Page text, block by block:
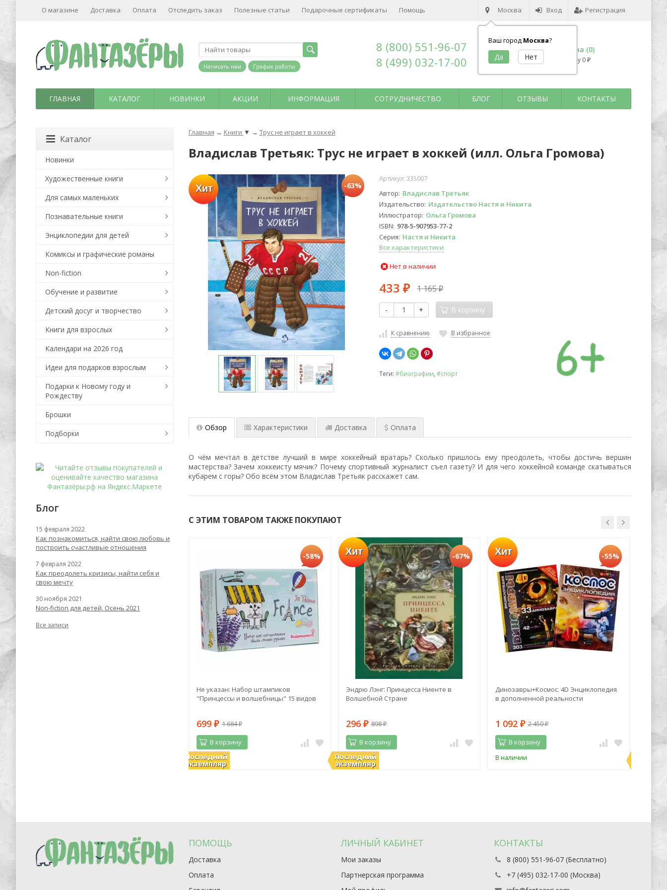
Москва
Ваш город Москва?
Вход Регистрация
О магазине Доставка Оплата Отследить заказ Полезные статьи Подарочные сертификаты Помощь
Написать нам График работы
8 (800) 551-96-07
8 (499) 032-17-00
Корзина (0)
на сумму 0 ₽
ГЛАВНАЯ КАТАЛОГ НОВИНКИ АКЦИИ ИНФОРМАЦИЯ СОТРУДНИЧЕСТВО БЛОГ ОТЗЫВЫ КОНТАКТЫ
Главная → Книги ▼ → Трус не играет в хоккей
Владислав Третьяк: Трус не играет в хоккей (илл. Ольга Громова)
Хит -63%
Артикул: 335007
Автор Владислав Третьяк
Издательство Издательство Настя и Никита
Иллюстратор Ольга Громова
ISBN 978-5-907953-77-2
Серия Настя и Никита
Все характеристики
Нет в наличии
433 ₽ 1 165₽
- + В корзину
К сравнению В избранное
Теги: #биографии #спорт
Обзор Характеристики Доставка Оплата
О чём мечтал в детстве лучший в мире хоккейный вратарь? Сколько пришлось ему преодолеть, чтобы достичь вершин
мастерства? Зачем хоккеисту мячик? Почему спортивный журналист съел газету? И для чего хоккейной команде скатываться
кубарем с горы? Обо всём этом Владислав Третьяк расскажет сам.
С ЭТИМ ТОВАРОМ ТАКЖЕ ПОКУПАЮТ
-62%
Последний
экземпляр
-58%
Не указан: Набор штампиков
"Принцессы и волшебницы" 15 видов
699 ₽ 1 684₽
В корзину
В наличии
Хит
Последний
экземпляр
-67%
Эндрю Лэнг: Принцесса Ниенте в
Волшебной Стране
296 ₽ 898₽
В корзину
В наличии
Хит -55%
Динозавры+Космос. 4D Энциклопедия
в дополненной реальности
1 092 ₽ 2 450₽
В корзину
В наличии
Хит
Каталог
Новинки
Художественные книги
Для самых маленьких
Познавательные книги
Энциклопедии для детей
Комиксы и графические романы
Non-fiction
Обучение и развитие
Детский досуг и творчество
Книги для взрослых
Календари на 2026 год
Идеи для подарков взрослым
Подарки к Новому году и
Рождеству
Брошки
Подборки
Блог
15 февраля 2022
Как познакомиться, найти свою любовь и
построить счастливые отношения
7 февраля 2022
Как преодолеть кризисы, найти себя и
свою мечту
30 ноября 2021
Non-fiction для детей. Осень 2021
Все записи
ПОМОЩЬ
Доставка
Оплата
ЛИЧНЫЙ КАБИНЕТ
Мои заказы
Партнерская программа
КОНТАКТЫ
8 (800) 551-96-07 (Бесплатно)
+7 (495) 032-17-00 (Москва)